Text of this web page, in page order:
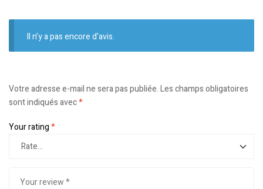
Il n’y a pas encore d’avis.
Votre adresse e-mail ne sera pas publiée.Les champs obligatoires
sont indiqués avec*
Your rating*